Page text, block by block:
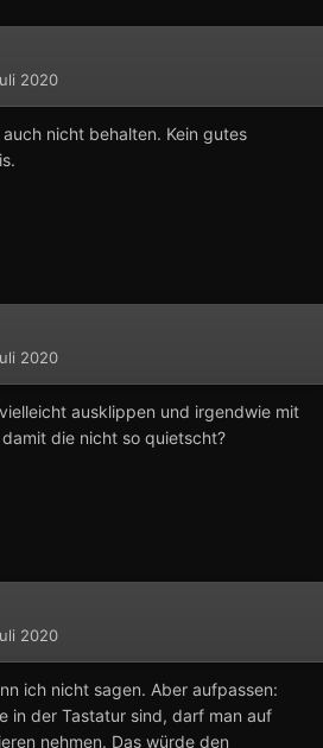
2020
nicht behalten. Kein gutes
2020
ausklippen und irgendwie mit
die nicht so quietscht?
2020
ich nicht sagen. Aber aufpassen:
in der Tastatur sind, darf man auf
nehmen. Das würde den